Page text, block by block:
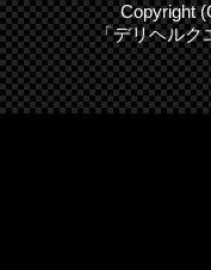
Copyright
「デリヘルク